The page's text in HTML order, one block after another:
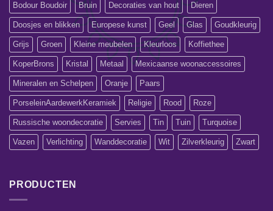
Bodour Boudoir Bruin Decoraties van hout Dieren
Doosjes en blikken Europese kunst Geel Glas Goudkleurig
Grijs Groen Kleine meubelen Kleurloos Koffiethee
KoperBrons Kristal Metaal Mexicaanse woonaccessoires
Mineralen en Schelpen Oranje Paars
PorseleinAardewerkKeramiek Religie Rood Roze
Russische woondecoratie Servies Tin Tuin Turquoise
Vazen Verlichting Wanddecoratie Wit Zilverkleurig Zwart
PRODUCTEN